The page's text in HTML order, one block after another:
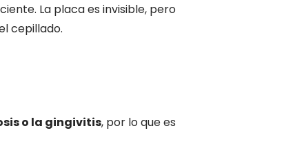
La placa es invisible, pero
cepillado.
o la gingivitis, por lo que es